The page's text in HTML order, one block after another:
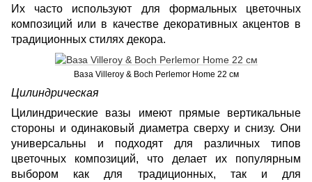
Их часто используют для формальных цветочных
композиций или в качестве декоративных акцентов в
традиционных стилях декора.
Ваза Villeroy & Boch Perlemor Home 22 см
Цилиндрическая
Цилиндрические вазы имеют прямые вертикальные
стороны и одинаковый диаметра сверху и снизу. Они
универсальны и подходят для различных типов
цветочных композиций, что делает их популярным
выбором как для традиционных, так и для